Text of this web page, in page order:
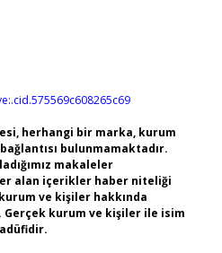
herhangi bir marka, kurum
bulunmamaktadır.
makaleler
alan içerikler haber niteliği
ve kişiler hakkında
Gerçek kurum ve kişiler ile isim